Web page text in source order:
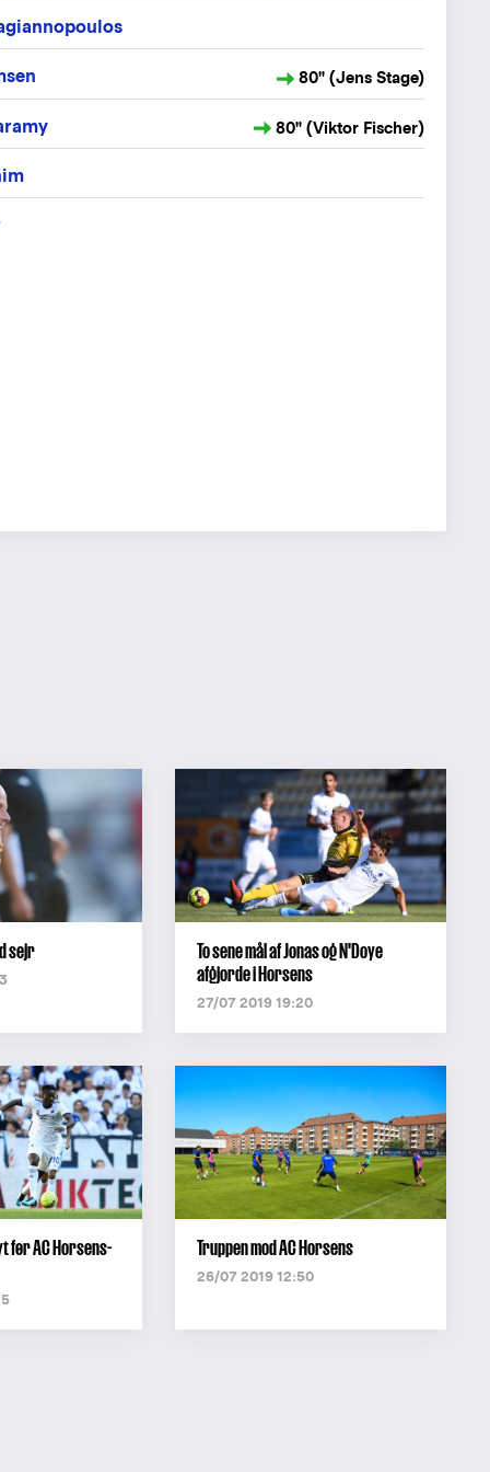
80" (Jens Stage)
80" (Viktor Fischer)
sejr
To sene mål af Jonas og N'Doye
afgjorde i Horsens
27/07 2019 19:20
før AC Horsens-
Truppen mod AC Horsens
26/07 2019 12:50